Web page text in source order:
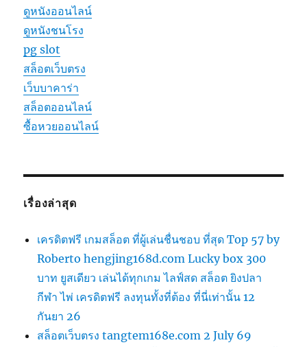
ดูหนังออนไลน์
ดูหนังชนโรง
pg slot
สล็อตเว็บตรง
เว็บบาคาร่า
สล็อตออนไลน์
ซื้อหวยออนไลน์
เรื่องล่าสุด
เครดิตฟรี เกมสล็อต ที่ผู้เล่นชื่นชอบ ที่สุด Top 57 by
Roberto hengjing168d.com Lucky box 300
บาท ยูสเดียว เล่นได้ทุกเกม ไลฟ์สด สล็อต ยิงปลา
กีฬา ไพ่ เครดิตฟรี ลงทุนทั้งที่ต้อง ที่นี่เท่านั้น 12
กันยา 26
สล็อตเว็บตรง tangtem168e.com 2 July 69